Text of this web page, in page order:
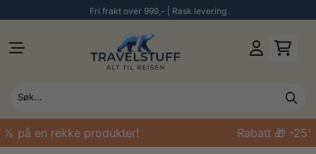
Fri frakt over 999,- | Rask levering
en rekke produkter! Rabatt 🎁 -25%